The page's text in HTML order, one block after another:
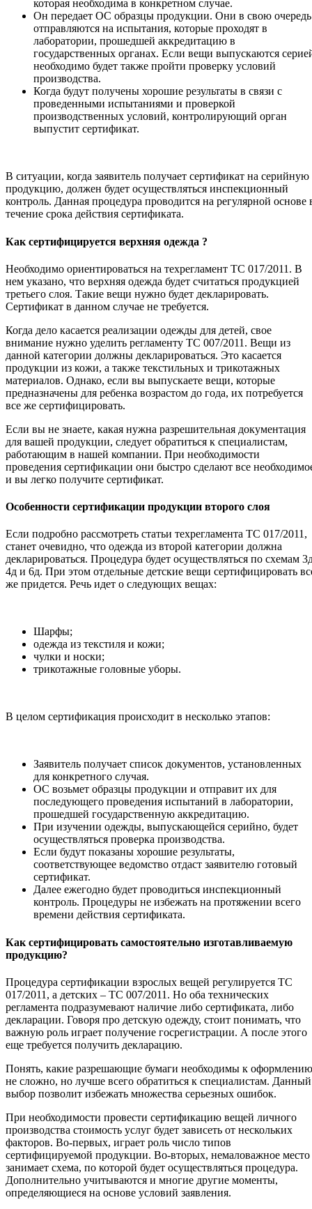
которая необходима в конкретном случае.
Он передает ОС образцы продукции. Они в свою очередь
отправляются на испытания, которые проходят в
лаборатории, прошедшей аккредитацию в
государственных органах. Если вещи выпускаются
необходимо будет также пройти проверку условий
производства.
Когда будут получены хорошие результаты в связи с
проведенными испытаниями и проверкой
производственных условий, контролирующий орган
выпустит сертификат.
В ситуации, когда заявитель получает сертификат на серийную
продукцию, должен будет осуществляться инспекционный
контроль. Данная процедура проводится на регулярной основе
течение срока действия сертификата.
Как сертифицируется верхняя одежда ?
Необходимо ориентироваться на техрегламент ТС 017/2011. В
нем указано, что верхняя одежда будет считаться продукцией
третьего слоя. Такие вещи нужно будет декларировать.
Сертификат в данном случае не требуется.
Когда дело касается реализации одежды для детей, свое
внимание нужно уделить регламенту ТС 007/2011. Вещи из
данной категории должны декларироваться. Это касается
продукции из кожи, а также текстильных и трикотажных
материалов. Однако, если вы выпускаете вещи, которые
предназначены для ребенка возрастом до года, их потребуется
все же сертифицировать.
Если вы не знаете, какая нужна разрешительная документация
для вашей продукции, следует обратиться к специалистам,
работающим в нашей компании. При необходимости
проведения сертификации они быстро сделают все
и вы легко получите сертификат.
Особенности сертификации продукции второго слоя
Если подробно рассмотреть статьи техрегламента ТС 017/2011,
станет очевидно, что одежда из второй категории должна
декларироваться. Процедура будет осуществляться по схемам
4д и 6д. При этом отдельные детские вещи сертифицировать
же придется. Речь идет о следующих вещах:
Шарфы;
одежда из текстиля и кожи;
чулки и носки;
трикотажные головные уборы.
В целом сертификация происходит в несколько этапов:
Заявитель получает список документов, установленных
для конкретного случая.
ОС возьмет образцы продукции и отправит их для
последующего проведения испытаний в лаборатории,
прошедшей государственную аккредитацию.
При изучении одежды, выпускающейся серийно, будет
осуществляться проверка производства.
Если будут показаны хорошие результаты,
соответствующее ведомство отдаст заявителю готовый
сертификат.
Далее ежегодно будет проводиться инспекционный
контроль. Процедуры не избежать на протяжении всего
времени действия сертификата.
Как сертифицировать самостоятельно изготавливаемую
продукцию?
Процедура сертификации взрослых вещей регулируется ТС
017/2011, а детских – ТС 007/2011. Но оба технических
регламента подразумевают наличие либо сертификата, либо
декларации. Говоря про детскую одежду, стоит понимать, что
важную роль играет получение госрегистрации. А после этого
еще требуется получить декларацию.
Понять, какие разрешающие бумаги необходимы к оформлению
не сложно, но лучше всего обратиться к специалистам. Данный
выбор позволит избежать множества серьезных ошибок.
При необходимости провести сертификацию вещей личного
производства стоимость услуг будет зависеть от нескольких
факторов. Во-первых, играет роль число типов
сертифицируемой продукции. Во-вторых, немаловажное место
занимает схема, по которой будет осуществляться процедура.
Дополнительно учитываются и многие другие моменты,
определяющиеся на основе условий заявления.